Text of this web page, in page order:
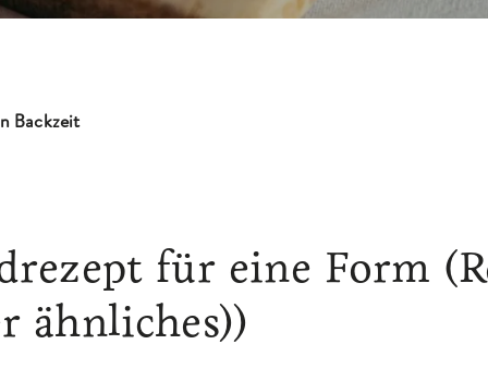
Backzeit
für eine Form
ähnliches))